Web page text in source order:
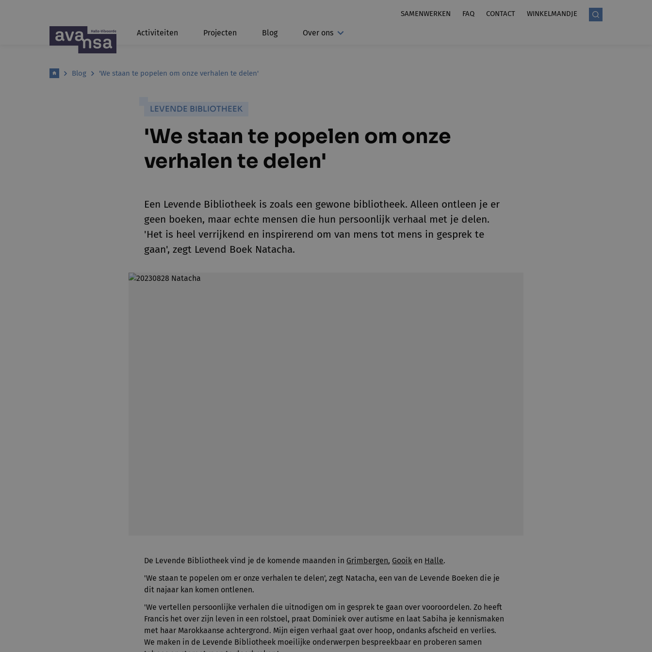
SAMENWERKEN FAQ CONTACT WINKELMANDJE
Activiteiten Projecten Blog Over ons
Blog 'We staan te popelen om onze verhalen te delen'
LEVENDE BIBLIOTHEEK
'We staan te popelen om onze
verhalen te delen'
Een Levende Bibliotheek is zoals een gewone bibliotheek. Alleen ontleen je er
geen boeken, maar echte mensen die hun persoonlijk verhaal met je delen.
'Het is heel verrijkend en inspirerend om van mens tot mens in gesprek te
gaan', zegt Levend Boek Natacha.
De Levende Bibliotheek vind je de komende maanden in Grimbergen, Gooik en Halle.
'We staan te popelen om er onze verhalen te delen', zegt Natacha, een van de Levende Boeken die je
dit najaar kan komen ontlenen.
'We vertellen persoonlijke verhalen die uitnodigen om in gesprek te gaan over vooroordelen. Zo heeft
Francis het over zijn leven in een rolstoel, praat Dominiek over autisme en laat Sabiha je kennismaken
met haar Marokkaanse achtergrond. Mijn eigen verhaal gaat over hoop, ondanks afscheid en verlies.
We maken in de Levende Bibliotheek moeilijke onderwerpen bespreekbaar en proberen samen